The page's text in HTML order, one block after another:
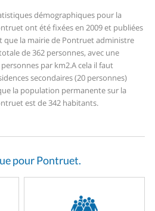
démographiques pour la
ont été fixées en 2009 et publiées
que la mairie de Pontruet administre
de 362 personnes, avec une
par km2.A cela il faut
secondaires (20 personnes)
la population permanente sur la
est de 342 habitants.
pour Pontruet.